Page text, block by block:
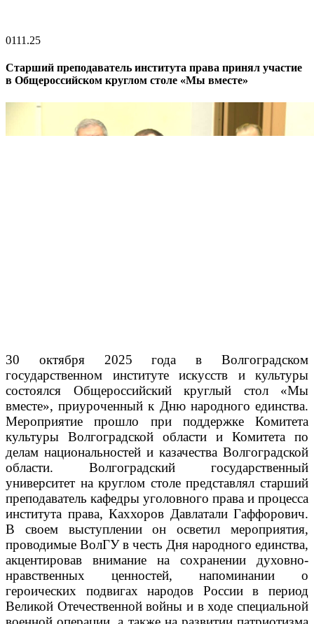
0111.25
Старший преподаватель института права принял участие
в Общероссийском круглом столе «Мы вместе»
30 октября 2025 года в Волгоградском
государственном институте искусств и культуры
состоялся Общероссийский круглый стол «Мы
вместе», приуроченный к Дню народного единства.
Мероприятие прошло при поддержке Комитета
культуры Волгоградской области и Комитета по
делам национальностей и казачества Волгоградской
области. Волгоградский государственный
университет на круглом столе представлял старший
преподаватель кафедры уголовного права и процесса
института права, Каххоров Давлатали Гаффорович.
В своем выступлении он осветил мероприятия,
проводимые ВолГУ в честь Дня народного единства,
акцентировав внимание на сохранении духовно-
нравственных ценностей, напоминании о
героических подвигах народов России в период
Великой Отечественной войны и в ходе специальной